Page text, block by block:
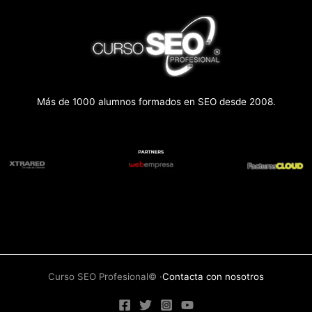
Más de 1000 alumnos formados en SEO desde 2008.
Curso SEO Profesional© ·Contacta con nosotros